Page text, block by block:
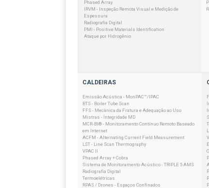
Phased Array
IRVM - Inspeção Remota Visual e Medição de
Espessura
Radiografia Digital
PMI - Positive Materials Identification
Ataque por Hidrogênio
CALDEIRAS
Emissão Acústica - MonPAC™/IPAC
BTS - Boiler Tube Scan
FFS - Mecânica da Fratura e Adequação ao Uso
Mistras - Integridade MD
MCR-BI® - Monitoramento Contínuo Remoto Baseado
em Internet
ACFM - Alternating Current Field Measurement
LST - Line Scan Thermography
VPAC II
Phased Array + Cobra
Sistema de Monitoramento Acústico - TRIPLE 5 AMS
Radiografia Digital
Termoelétricas
RPAS / Drones - Espaços Confinados